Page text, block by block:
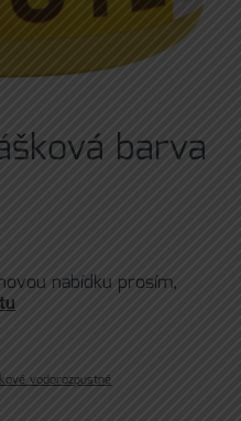
barva
nabídku prosím,
vodorozpustné